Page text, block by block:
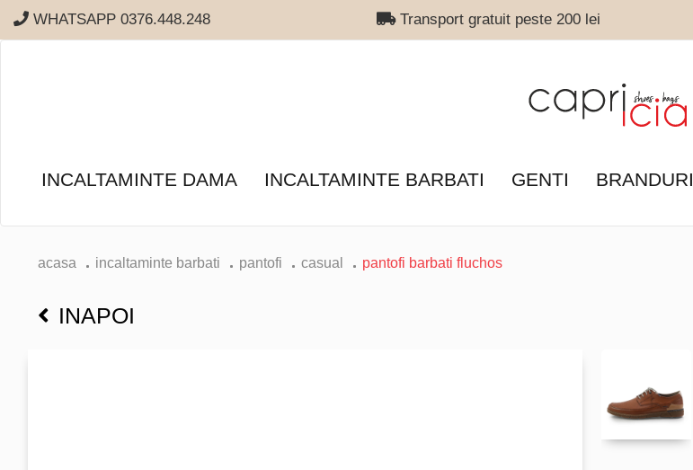
WHATSAPP 0376.448.248 Transport gratuit peste 200 lei
INCALTAMINTE DAMA INCALTAMINTE BARBATI GENTI BRANDURI
acasa incaltaminte barbati pantofi casual pantofi barbati fluchos
INAPOI